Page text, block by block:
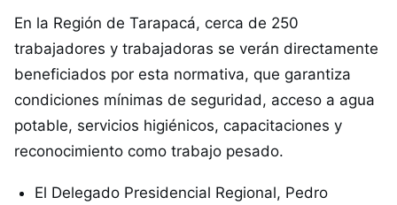
En la Región de Tarapacá, cerca de 250
trabajadores y trabajadoras se verán directamente
beneficiados por esta normativa, que garantiza
condiciones mínimas de seguridad, acceso a agua
potable, servicios higiénicos, capacitaciones y
reconocimiento como trabajo pesado.
El Delegado Presidencial Regional, Pedro